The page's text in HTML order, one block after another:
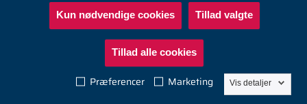
Kun nødvendige cookies Tillad valgte
Tillad alle cookies
Præferencer Marketing Vis detaljer
Følg PET på LinkedIn